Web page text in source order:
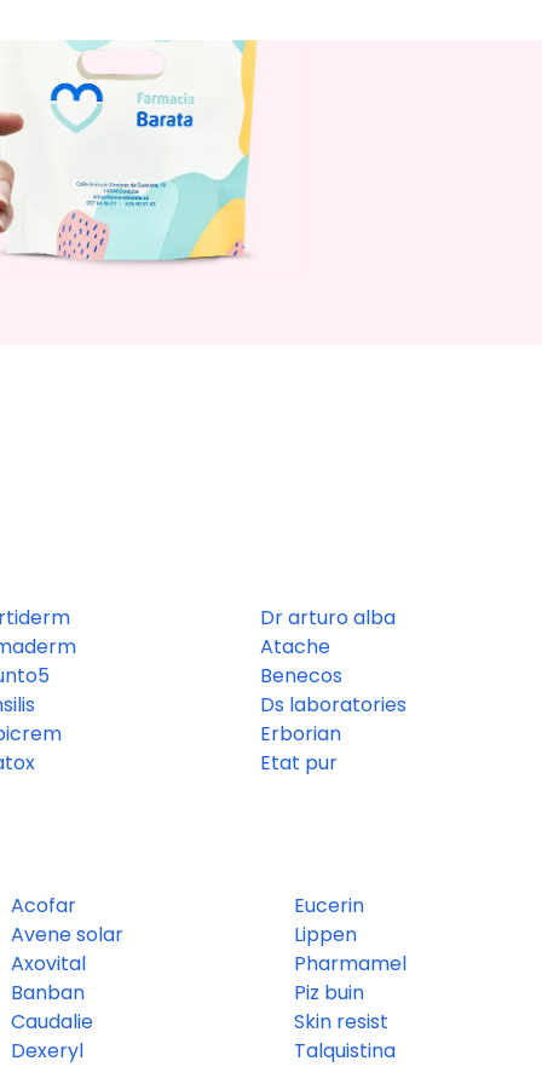
Dr arturo alba
Atache
Benecos
Ds laboratories
Erborian
Etat pur
Acofar
Avene solar
Axovital
Banban
Caudalie
Dexeryl
Eucerin
Lippen
Pharmamel
Piz buin
Skin resist
Talquistina